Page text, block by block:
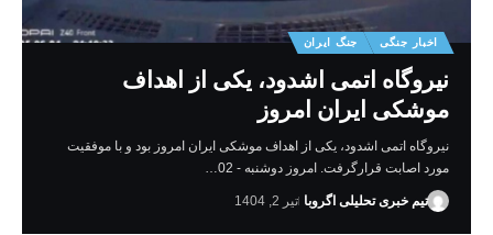
اخبار جنگی جنگ ایران
نیروگاه اتمی اشدود، یکی از اهداف
موشکی ایران امروز
نیروگاه اتمی اشدود، یکی از اهداف موشکی ایران امروز بود و با موفقیت
مورد اصابت قرارگرفت. امروز دوشنبه - 02…
تیم خبری تحلیلی اگروبا تیر 2, 1404